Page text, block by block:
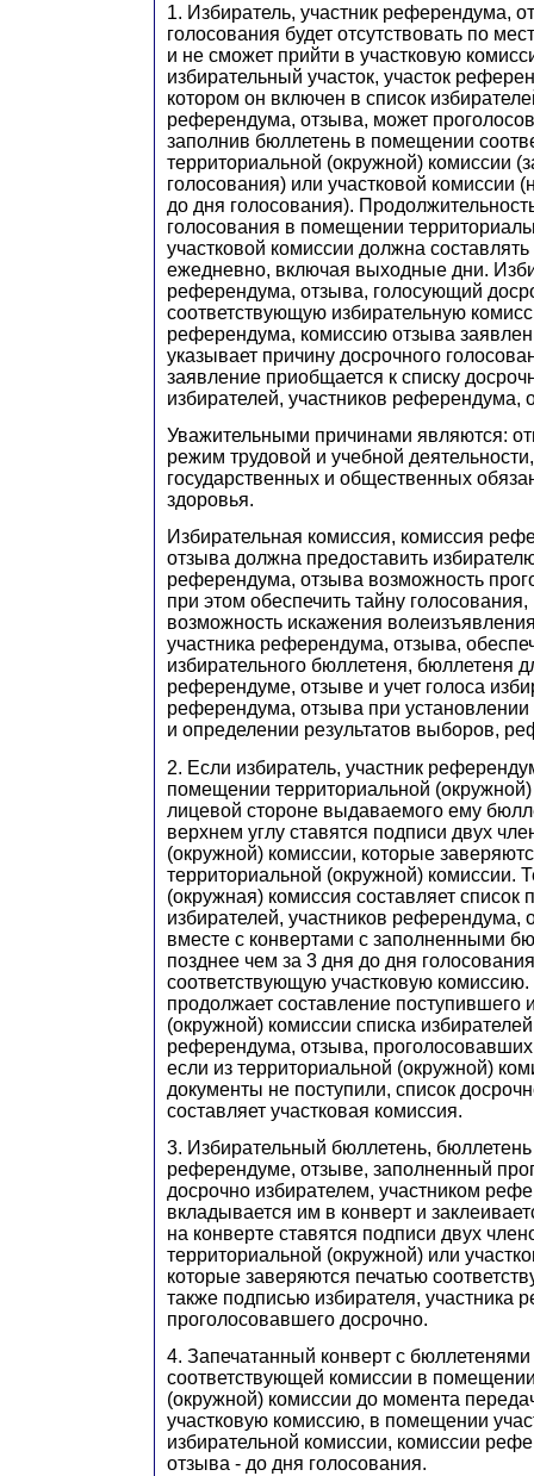
1. Избиратель, участник референдума,
голосования будет отсутствовать по
и не сможет прийти в участковую
избирательный участок, участок
котором он включен в список
референдума, отзыва, может
заполнив бюллетень в помещении
территориальной (окружной) комиссии
голосования) или участковой комиссии
до дня голосования).
голосования в помещении
участковой комиссии должна
ежедневно, включая выходные дни.
референдума, отзыва, голосующий
соответствующую избирательную
референдума, комиссию отзыва
указывает причину досрочного
заявление приобщается к списку
избирателей, участников референдума,
Уважительными причинами являются:
режим трудовой и учебной
государственных и общественных
здоровья.
Избирательная комиссия, комиссия
отзыва должна предоставить
референдума, отзыва возможность
при этом обеспечить тайну голосования,
возможность искажения
участника референдума, отзыва,
избирательного бюллетеня, бюллетеня
референдуме, отзыве и учет голоса
референдума, отзыва при установлении
и определении результатов выборов,
2. Если избиратель, участник
помещении территориальной
лицевой стороне выдаваемого ему
верхнем углу ставятся подписи двух
(окружной) комиссии, которые
территориальной (окружной) комиссии.
(окружная) комиссия составляет список
избирателей, участников референдума,
вместе с конвертами с заполненными
позднее чем за 3 дня до дня
соответствующую участковую комиссию.
продолжает составление поступившего
(окружной) комиссии списка
референдума, отзыва,
если из территориальной (окружной)
документы не поступили, список
составляет участковая комиссия.
3. Избирательный бюллетень,
референдуме, отзыве, заполненный
досрочно избирателем, участником
вкладывается им в конверт и
на конверте ставятся подписи двух
территориальной (окружной) или
которые заверяются печатью
также подписью избирателя, участника
проголосовавшего досрочно.
4. Запечатанный конверт с бюллетенями
соответствующей комиссии в
(окружной) комиссии до момента
участковую комиссию, в помещении
избирательной комиссии, комиссии
отзыва - до дня голосования.